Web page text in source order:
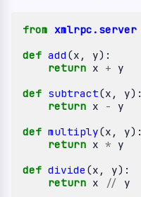
from xmlrpc.server
def add (x , y):
return x + y
def subtract(x , y):
return x -
y
def multiply(x , y):
return x * y
def divide (x , y):
return x //
y